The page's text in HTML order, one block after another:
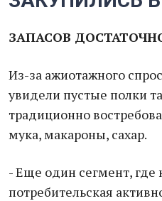
ЗАПАСОВ
Из-за ажиотажного
увидели пустые полки
традиционно
мука, макароны, сахар.
- Еще один сегмент, где
потребительская